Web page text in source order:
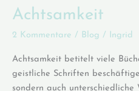
Achtsamkeit
2 Kommentare / Blog / Ingrid
Achtsamkeit betitelt viele
geistliche Schriften
sondern auch unterschiedliche